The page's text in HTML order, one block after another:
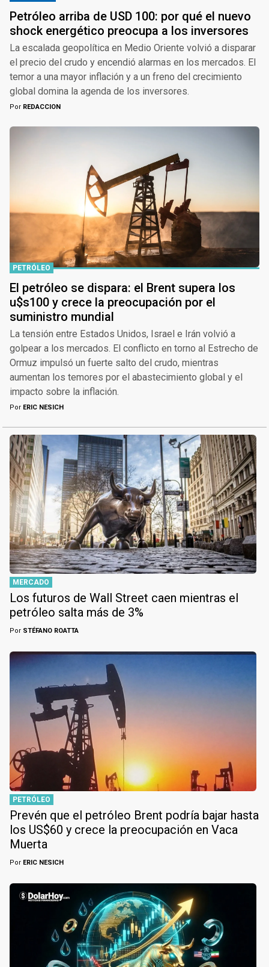
Petróleo arriba de USD 100: por qué el nuevo
shock energético preocupa a los inversores
La escalada geopolítica en Medio Oriente volvió a disparar
el precio del crudo y encendió alarmas en los mercados. El
temor a una mayor inflación y a un freno del crecimiento
global domina la agenda de los inversores.
Por REDACCION
PETRÓLEO
El petróleo se dispara: el Brent supera los
u$s100 y crece la preocupación por el
suministro mundial
La tensión entre Estados Unidos, Israel e Irán volvió a
golpear a los mercados. El conflicto en torno al Estrecho de
Ormuz impulsó un fuerte salto del crudo, mientras
aumentan los temores por el abastecimiento global y el
impacto sobre la inflación.
Por ERIC NESICH
MERCADO
Los futuros de Wall Street caen mientras el
petróleo salta más de 3%
Por STÉFANO ROATTA
PETRÓLEO
Prevén que el petróleo Brent podría bajar hasta
los US$60 y crece la preocupación en Vaca
Muerta
Por ERIC NESICH